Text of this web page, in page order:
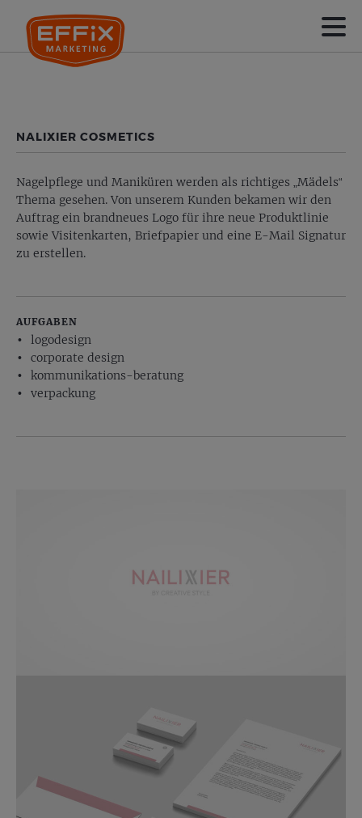
NALIXIER COSMETICS
Nagelpflege und Maniküren werden als richtiges „Mädels“
Thema gesehen. Von unserem Kunden bekamen wir den
Auftrag ein brandneues Logo für ihre neue Produktlinie
sowie Visitenkarten, Briefpapier und eine E-Mail Signatur
zu erstellen.
AUFGABEN
logodesign
corporate design
kommunikations-beratung
verpackung